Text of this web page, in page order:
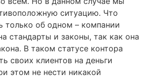
ситуацию. Что
только об одном – компании
стандарты и законы, так как она
В таком статусе контора
своих клиентов на деньги
этом не нести никакой